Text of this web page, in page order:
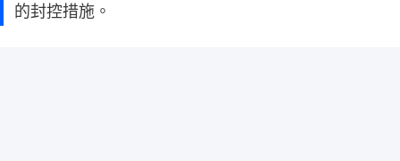
的封控措施。